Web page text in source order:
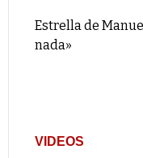
Estrella de
nada»
VIDEOS